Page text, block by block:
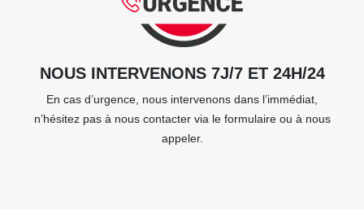
NOUS INTERVENONS 7J/7 ET 24H/24
En cas d’urgence, nous intervenons dans l’immédiat,
n’hésitez pas à nous contacter via le formulaire ou à nous
appeler.